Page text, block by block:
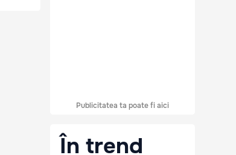
Publicitatea ta poate fi aici
În trend